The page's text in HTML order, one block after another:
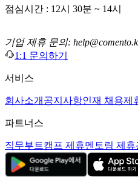
점심시간 : 12시 30분 ~ 14시
기업 제휴 문의:
1:1 문의하기
서비스
회사소개 공지사항인재 채용제
파트너스
직무부트캠프 제휴멘토링 제휴